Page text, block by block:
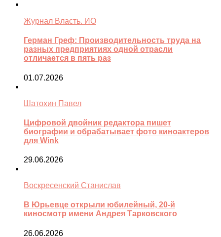
Журнал Власть. ИО
Герман Греф: Производительность труда на
разных предприятиях одной отрасли
отличается в пять раз
01.07.2026
Шатохин Павел
Цифровой двойник редактора пишет
биографии и обрабатывает фото киноактеров
для Wink
29.06.2026
Воскресенский Станислав
В Юрьевце открыли юбилейный, 20-й
киносмотр имени Андрея Тарковского
26.06.2026